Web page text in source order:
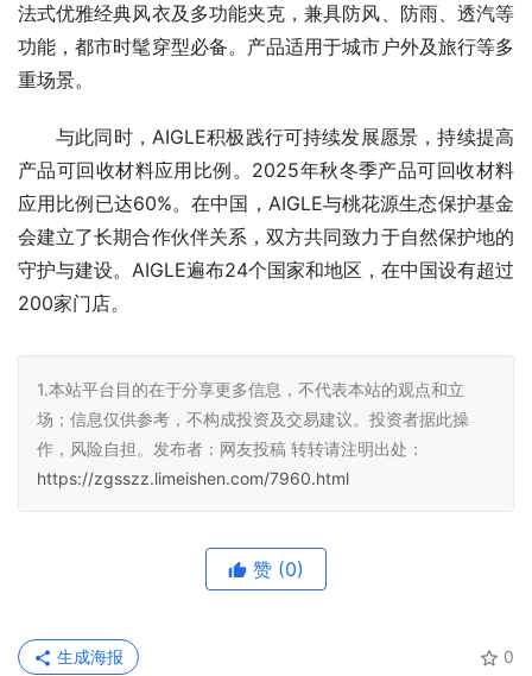
法式优雅经典风衣及多功能夹克，兼具防风、防雨、透汽等
功能，都市时髦穿型必备。产品适用于城市户外及旅行等多
重场景。
与此同时，AIGLE积极践行可持续发展愿景，持续提高
产品可回收材料应用比例。2025年秋冬季产品可回收材料
应用比例已达60%。在中国，AIGLE与桃花源生态保护基金
会建立了长期合作伙伴关系，双方共同致力于自然保护地的
守护与建设。AIGLE遍布24个国家和地区，在中国设有超过
200家门店。
1.本站平台目的在于分享更多信息，不代表本站的观点和立
场；信息仅供参考，不构成投资及交易建议。投资者据此操
作，风险自担。发布者：网友投稿 转转请注明出处：
https://zgsszz.limeishen.com/7960.html
赞 (0)
0
生成海报